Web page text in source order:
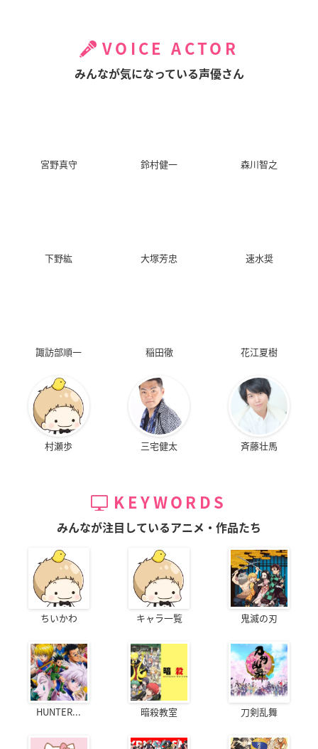
VOICE ACTOR
みんなが気になっている声優さん
宮野真守 鈴村健一 森川智之
下野紘 大塚芳忠 速水奨
諏訪部順一 稲田徹 花江夏樹
村瀬歩 三宅健太 斉藤壮馬
KEYWORDS
みんなが注目しているアニメ・作品たち
ちいかわ キャラ一覧 鬼滅の刃
HUNTER... 暗殺教室 刀剣乱舞